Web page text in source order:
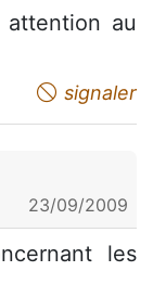
attention au
signaler
23/09/2009
les